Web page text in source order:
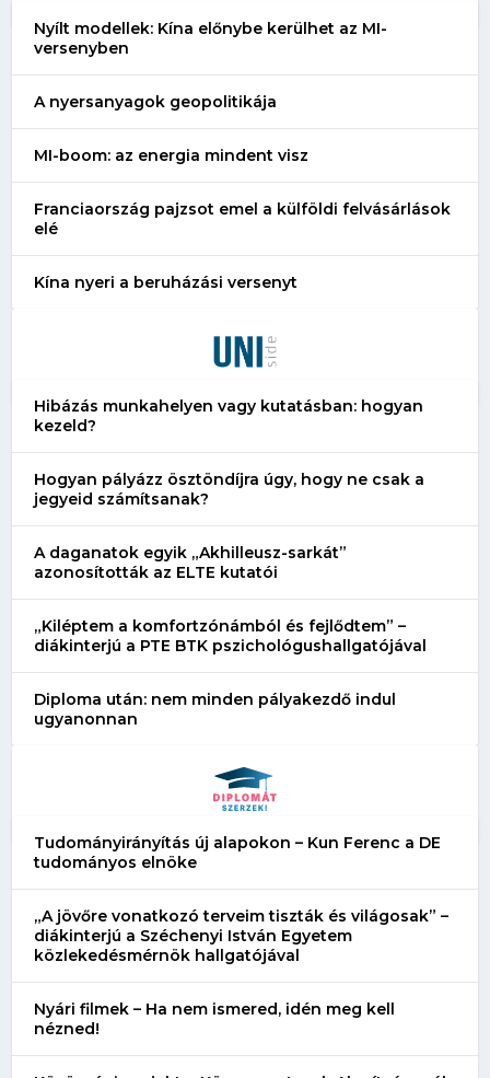
Nyílt modellek: Kína előnybe kerülhet az MI-
versenyben
A nyersanyagok geopolitikája
MI-boom: az energia mindent visz
Franciaország pajzsot emel a külföldi felvásárlások
elé
Kína nyeri a beruházási versenyt
Hibázás munkahelyen vagy kutatásban: hogyan
kezeld?
Hogyan pályázz ösztöndíjra úgy, hogy ne csak a
jegyeid számítsanak?
A daganatok egyik „Akhilleusz-sarkát”
azonosították az ELTE kutatói
„Kiléptem a komfortzónámból és fejlődtem” –
diákinterjú a PTE BTK pszichológushallgatójával
Diploma után: nem minden pályakezdő indul
ugyanonnan
Tudományirányítás új alapokon – Kun Ferenc a DE
tudományos elnöke
„A jövőre vonatkozó terveim tiszták és világosak” –
diákinterjú a Széchenyi István Egyetem
közlekedésmérnök hallgatójával
Nyári filmek – Ha nem ismered, idén meg kell
nézned!